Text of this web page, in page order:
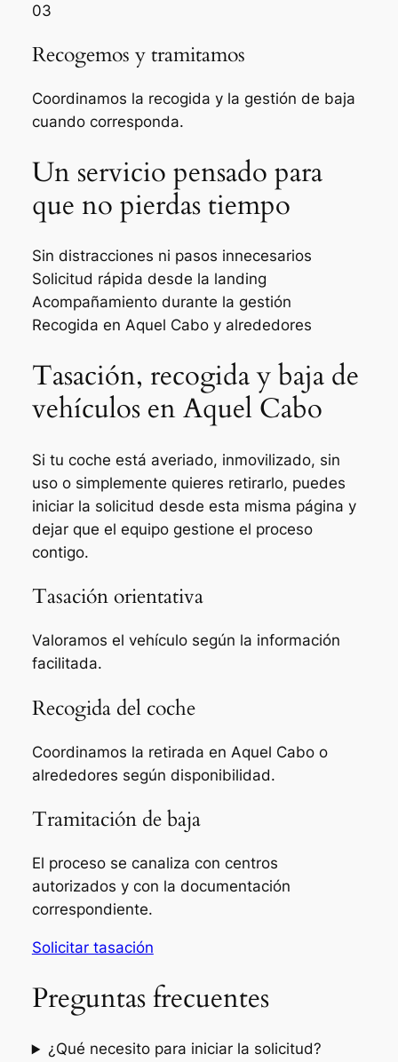
03
Recogemos y tramitamos
Coordinamos la recogida y la gestión de baja
cuando corresponda.
Un servicio pensado para
que no pierdas tiempo
Sin distracciones ni pasos innecesarios
Solicitud rápida desde la landing
Acompañamiento durante la gestión
Recogida en Aquel Cabo y alrededores
Tasación, recogida y baja de
vehículos en Aquel Cabo
Si tu coche está averiado, inmovilizado, sin
uso o simplemente quieres retirarlo, puedes
iniciar la solicitud desde esta misma página y
dejar que el equipo gestione el proceso
contigo.
Tasación orientativa
Valoramos el vehículo según la información
facilitada.
Recogida del coche
Coordinamos la retirada en Aquel Cabo o
alrededores según disponibilidad.
Tramitación de baja
El proceso se canaliza con centros
autorizados y con la documentación
correspondiente.
Solicitar tasación
Preguntas frecuentes
¿Qué necesito para iniciar la solicitud?